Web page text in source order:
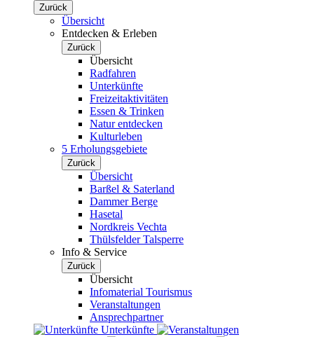
Zurück
Übersicht
Entdecken & Erleben
Zurück
Übersicht
Radfahren
Unterkünfte
Freizeitaktivitäten
Essen & Trinken
Natur entdecken
Kulturleben
5 Erholungsgebiete
Zurück
Übersicht
Barßel & Saterland
Dammer Berge
Hasetal
Nordkreis Vechta
Thülsfelder Talsperre
Info & Service
Zurück
Übersicht
Infomaterial Tourismus
Veranstaltungen
Ansprechpartner
Unterkünfte